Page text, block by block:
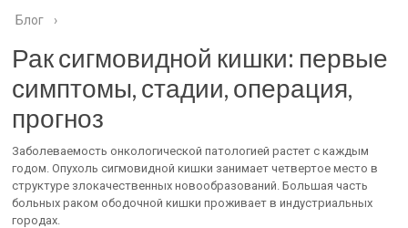
Блог ›
Рак сигмовидной кишки: первые
симптомы, стадии, операция,
прогноз
Заболеваемость онкологической патологией растет с каждым
годом. Опухоль сигмовидной кишки занимает четвертое место в
структуре злокачественных новообразований. Большая часть
больных раком ободочной кишки проживает в индустриальных
городах.